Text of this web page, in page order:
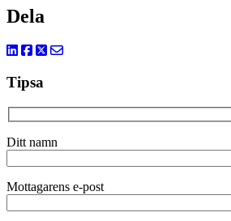
Dela
Tipsa
Ditt namn
Mottagarens e-post